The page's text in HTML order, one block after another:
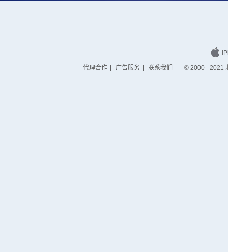
代理合作 广告服务 联系我们 © 2000 - 2021 北